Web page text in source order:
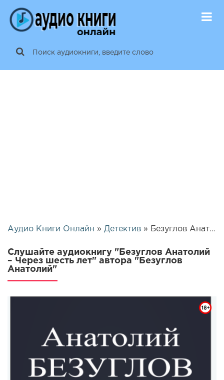
Аудио Книги Онлайн » Детектив » Безуглов Анатолий – Через шесть лет | 25891
Слушайте аудиокнигу "Безуглов Анатолий
– Через шесть лет" автора "Безуглов
Анатолий"